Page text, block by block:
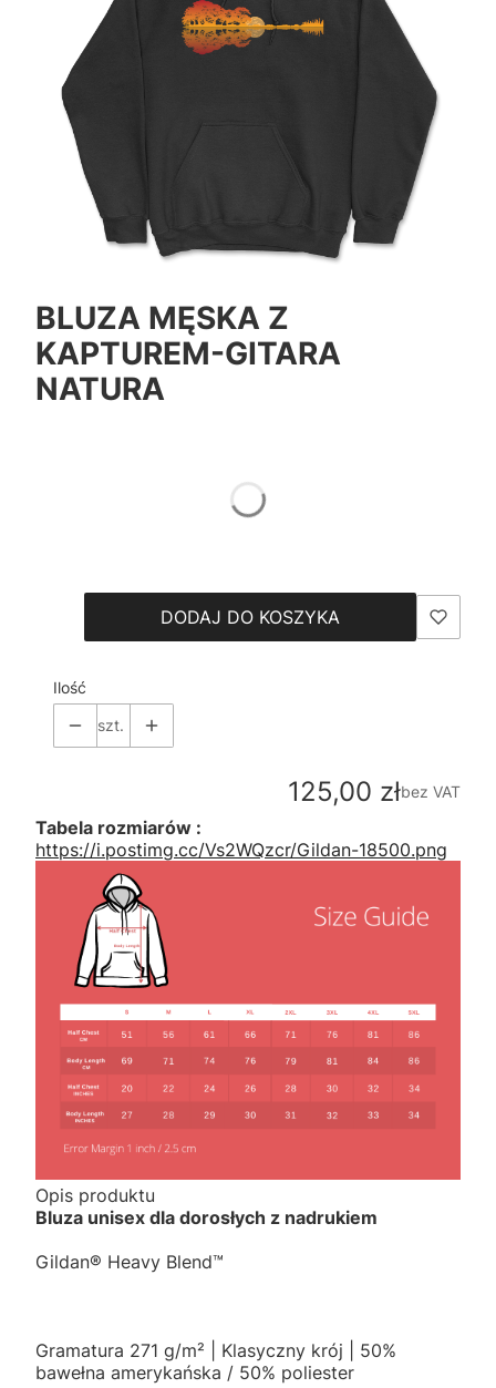
BLUZA MĘSKA Z
KAPTUREM-GITARA
NATURA
DODAJ DO KOSZYKA
Ilość
szt.
Cena
125,00 złbez VAT
Tabela rozmiarów :
https://i.postimg.cc/Vs2WQzcr/Gildan-18500.png
Opis produktu
Bluza unisex dla dorosłych z nadrukiem
Gildan® Heavy Blend™
Gramatura 271 g/m² | Klasyczny krój | 50%
bawełna amerykańska / 50% poliester